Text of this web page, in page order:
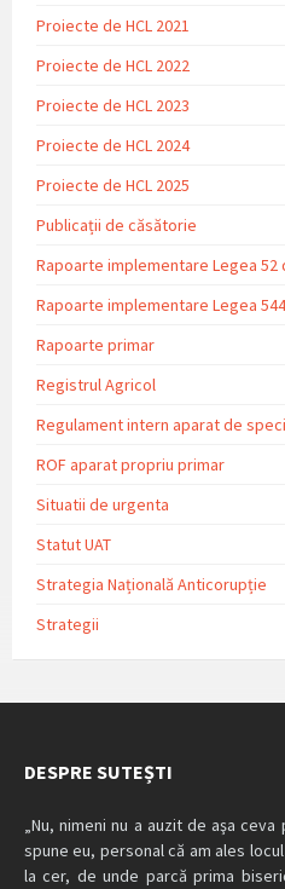
Proiecte de HCL 2021
Proiecte de HCL 2022
Proiecte de HCL 2023
Proiecte de HCL 2024
Proiecte de HCL 2025
Publicații de căsătorie
Rapoarte implementare Legea 52
Rapoarte implementare Legea
Rapoarte primar
Registrul Agricol
Regulament intern aparat de
ROF aparat propriu primar
Situatii de urgenta
Statut UAT
Strategia Națională Anticorupție
Strategii
DESPRE SUTEȘTI
„Nu, nimeni nu a auzit de aşa
spune eu, personal că am ales
la cer, de unde parcă prima